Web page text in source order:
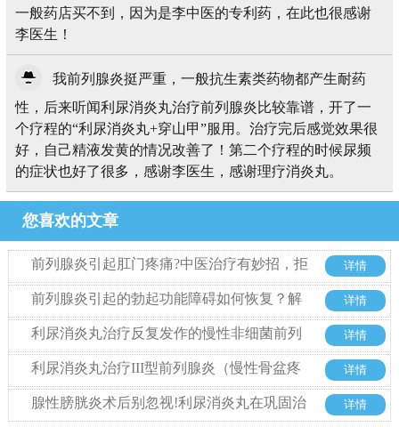
一般药店买不到，因为是李中医的专利药，在此也很感谢
李医生！
我前列腺炎挺严重，一般抗生素类药物都产生耐药
性，后来听闻利尿消炎丸治疗前列腺炎比较靠谱，开了一
个疗程的“利尿消炎丸+穿山甲”服用。治疗完后感觉效果很
好，自己精液发黄的情况改善了！第二个疗程的时候尿频
的症状也好了很多，感谢李医生，感谢理疗消炎丸。
您喜欢的文章
前列腺炎引起肛门疼痛?中医治疗有妙招，拒
绝西药也能好
详情
前列腺炎引起的勃起功能障碍如何恢复？解
析中药利尿消炎丸的治疗优势
详情
利尿消炎丸治疗反复发作的慢性非细菌前列
腺炎的优势
详情
利尿消炎丸治疗III型前列腺炎（慢性骨盆疼
痛综合征）整体方案探析
详情
腺性膀胱炎术后别忽视!利尿消炎丸在巩固治
详情